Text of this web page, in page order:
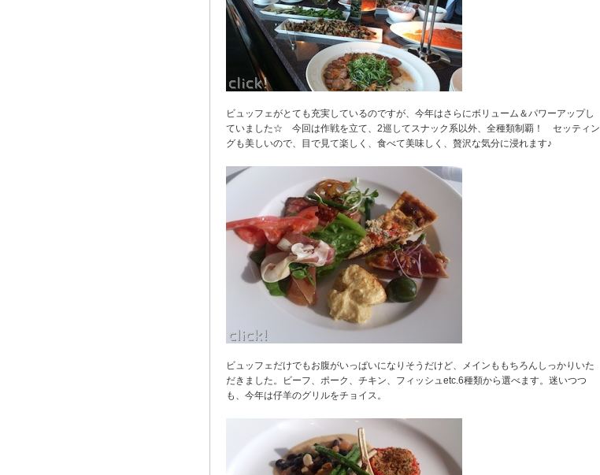
ビュッフェがとても充実しているのですが、今年はさらにボリューム＆パワーアップし
ていました☆ 今回は作戦を立て、2巡してスナック系以外、全種類制覇！ セッティン
グも美しいので、目で見て楽しく、食べて美味しく、贅沢な気分に浸れます♪
ビュッフェだけでもお腹がいっぱいになりそうだけど、メインももちろんしっかりいた
だきました。ビーフ、ポーク、チキン、フィッシュetc.6種類から選べます。迷いつつ
も、今年は仔羊のグリルをチョイス。